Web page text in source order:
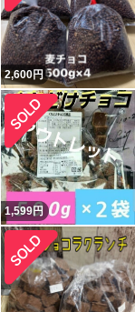
2,600円
1,599円